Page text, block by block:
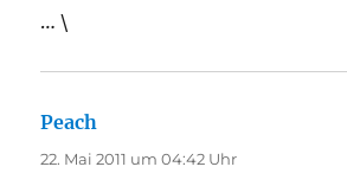
… \
Peach
22. Mai 2011 um 04:42 Uhr